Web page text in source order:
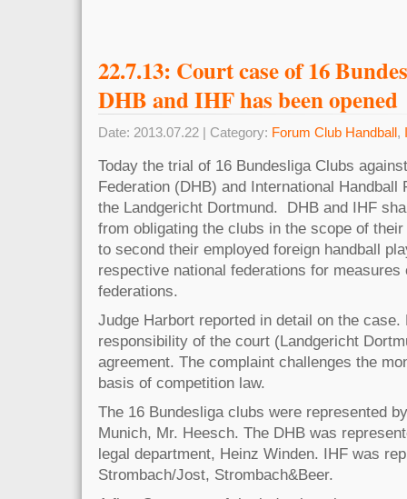
22.7.13: Court case of 16
DHB and IHF has been opened
Date: 2013.07.22 | Category: Forum Club Handball ,
Today the trial of 16 Bundesliga Clubs
Federation (DHB) and International
the Landgericht Dortmund. DHB and IHF
from obligating the clubs in the scope of
to second their employed foreign handball
respective national federations for measures
federations.
Judge Harbort reported in detail on the
responsibility of the court (Landgericht
agreement. The complaint challenges the
basis of competition law.
The 16 Bundesliga clubs were represented
Munich, Mr. Heesch. The DHB was
legal department, Heinz Winden. IHF was
Strombach/Jost, Strombach&Beer.